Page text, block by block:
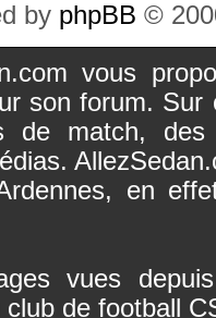
by phpBB ©
vous
son forum.
de match, des
en
vues
de football